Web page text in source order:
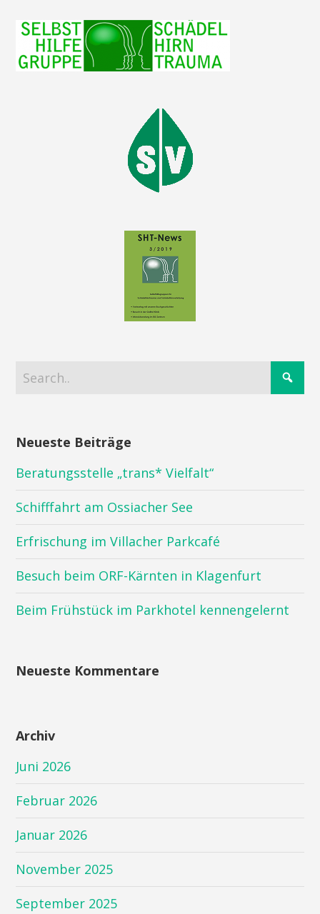
Neueste Beiträge
Beratungsstelle „trans* Vielfalt“
Schifffahrt am Ossiacher See
Erfrischung im Villacher Parkcafé
Besuch beim ORF-Kärnten in Klagenfurt
Beim Frühstück im Parkhotel kennengelernt
Neueste Kommentare
Archiv
Juni 2026
Februar 2026
Januar 2026
November 2025
September 2025